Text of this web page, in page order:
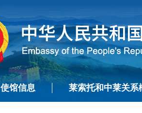
使馆信息 莱索托和中莱关系